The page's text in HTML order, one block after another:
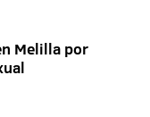
Melilla por